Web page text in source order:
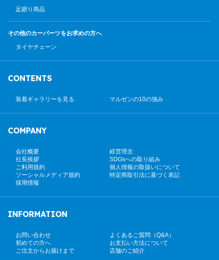
足廻り商品
その他のカーパーツをお求めの方へ
タイヤチェーン
CONTENTS
装着ギャラリーを見る マルゼンの10の強み
COMPANY
会社概要
経営理念
社長挨拶
SDGsへの取り組み
ご利用規約
個人情報の取扱いについて
ソーシャルメディア規約
特定商取引法に基づく表記
採用情報
INFORMATION
お問い合わせ
よくあるご質問（Q&A）
初めての方へ
お支払い方法について
ご注文からお届けまで
店舗のご紹介